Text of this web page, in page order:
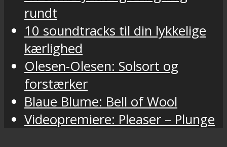
rundt
10 soundtracks til din lykkelige
kærlighed
Olesen-Olesen: Solsort og
forstærker
Blaue Blume: Bell of Wool
Videopremiere: Pleaser – Plunge